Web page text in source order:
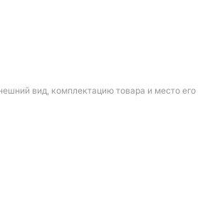
вид, комплектацию товара и место его